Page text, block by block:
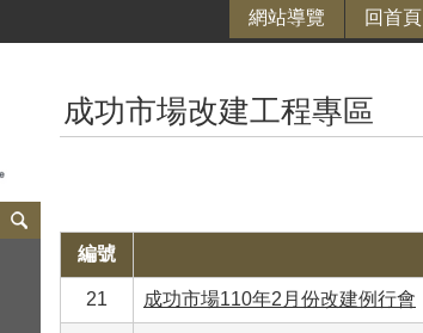
網站導覽 回首頁
成功市場改建工程專區
編號
21 成功市場110年2月份改建例行會